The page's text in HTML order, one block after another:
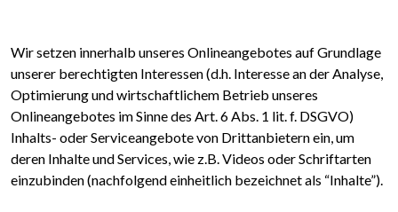
Wir setzen innerhalb unseres Onlineangebotes auf Grundlage
unserer berechtigten Interessen (d.h. Interesse an der Analyse,
Optimierung und wirtschaftlichem Betrieb unseres
Onlineangebotes im Sinne des Art. 6 Abs. 1 lit. f. DSGVO)
Inhalts- oder Serviceangebote von Drittanbietern ein, um
deren Inhalte und Services, wie z.B. Videos oder Schriftarten
einzubinden (nachfolgend einheitlich bezeichnet als “Inhalte”).